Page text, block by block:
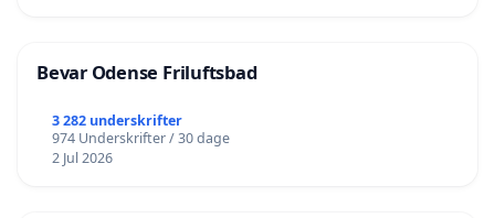
Bevar Odense Friluftsbad
3 282 underskrifter
974 Underskrifter / 30 dage
2 Jul 2026